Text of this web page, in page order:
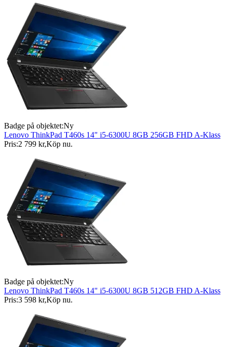
Badge på objektet:Ny
Lenovo ThinkPad T460s 14" i5-6300U 8GB 256GB FHD A-Klass
Pris:2 799 kr,Köp nu.
Badge på objektet:Ny
Lenovo ThinkPad T460s 14" i5-6300U 8GB 512GB FHD A-Klass
Pris:3 598 kr,Köp nu.